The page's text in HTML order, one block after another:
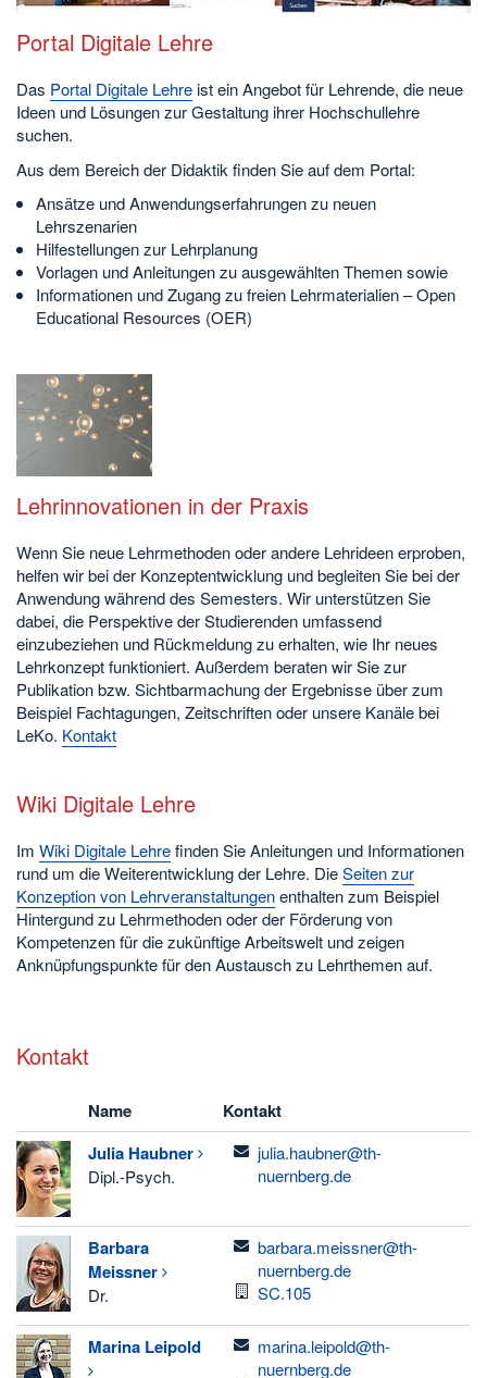
Portal Digitale Lehre
Das Portal Digitale Lehreist ein Angebot für Lehrende, die neue
Ideen und Lösungen zur Gestaltung ihrer Hochschullehre
suchen.
Aus dem Bereich der Didaktik finden Sie auf dem Portal:
Ansätze und Anwendungserfahrungen zu neuen
Lehrszenarien
Hilfestellungen zur Lehrplanung
Vorlagen und Anleitungen zu ausgewählten Themen sowie
Informationen und Zugang zu freien Lehrmaterialien – Open
Educational Resources (OER)
Lehrinnovationen in der Praxis
Wenn Sie neue Lehrmethoden oder andere Lehrideen erproben,
helfen wir bei der Konzeptentwicklung und begleiten Sie bei der
Anwendung während des Semesters. Wir unterstützen Sie
dabei, die Perspektive der Studierenden umfassend
einzubeziehen und Rückmeldung zu erhalten, wie Ihr neues
Lehrkonzept funktioniert. Außerdem beraten wir Sie zur
Publikation bzw. Sichtbarmachung der Ergebnisse über zum
Beispiel Fachtagungen, Zeitschriften oder unsere Kanäle bei
LeKo. Kontakt
Wiki Digitale Lehre
Im Wiki Digitale Lehrefinden Sie Anleitungen und Informationen
rund um die Weiterentwicklung der Lehre. DieSeiten zur
Konzeption von Lehrveranstaltungenenthalten zum Beispiel
Hintergund zu Lehrmethoden oder der Förderung von
Kompetenzen für die zukünftige Arbeitswelt und zeigen
Anknüpfungspunkte für den Austausch zu Lehrthemen auf.
Kontakt
Name
Kontakt
Julia Haubner
Dipl.-Psych.
email
julia.haubner@th-
nuernberg.de
Barbara
Meissner
Dr.
email
barbara.meissner@th-
nuernberg.de
Raum
SC.105
Marina Leipold email
marina.leipold@th-
nuernberg.de